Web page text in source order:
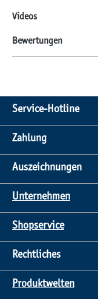
Videos
Bewertungen
Service-Hotline
Zahlung
Auszeichnungen
Unternehmen
Shopservice
Rechtliches
Produktwelten